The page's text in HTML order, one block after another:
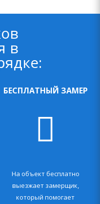
в
БЕСПЛАТНЫЙ ЗАМЕР
На объект бесплатно
выезжает замерщик,
который помогает